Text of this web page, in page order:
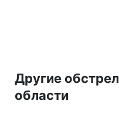
Другие
области